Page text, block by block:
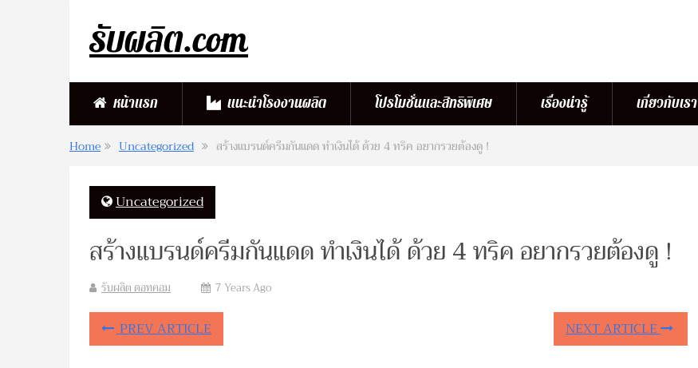
รับผลิต.com
หน้าแรก แนะนำโรงงานผลิต โปรโมชั่นและสิทธิพิเศษ เรื่องน่ารู้ เกี่ยวกับเรา
Home Uncategorized สร้างแบรนด์ครีมกันแดด ทำเงินได้ ด้วย 4 ทริค อยากรวยต้องดู !
Uncategorized
สร้างแบรนด์ครีมกันแดด ทำเงินได้ ด้วย 4 ทริค อยากรวยต้องดู !
รับผลิต ดอทคอม 7 Years Ago
PREV ARTICLE NEXT ARTICLE